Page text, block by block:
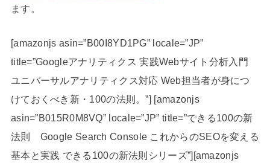
ます。
[amazonjs asin=”B00I8YD1PG” locale=”JP”
title=”Googleアナリティクス 実践Webサイト分析入門
ユニバーサルアナリティクス対応 Web担当者が身につ
けておくべき新・100の法則。”] [amazonjs
asin=”B015R0M8VQ” locale=”JP” title=”できる100の新
法則 Google Search Console これからのSEOを変える
基本と実践 できる100の新法則シリーズ”][amazonjs